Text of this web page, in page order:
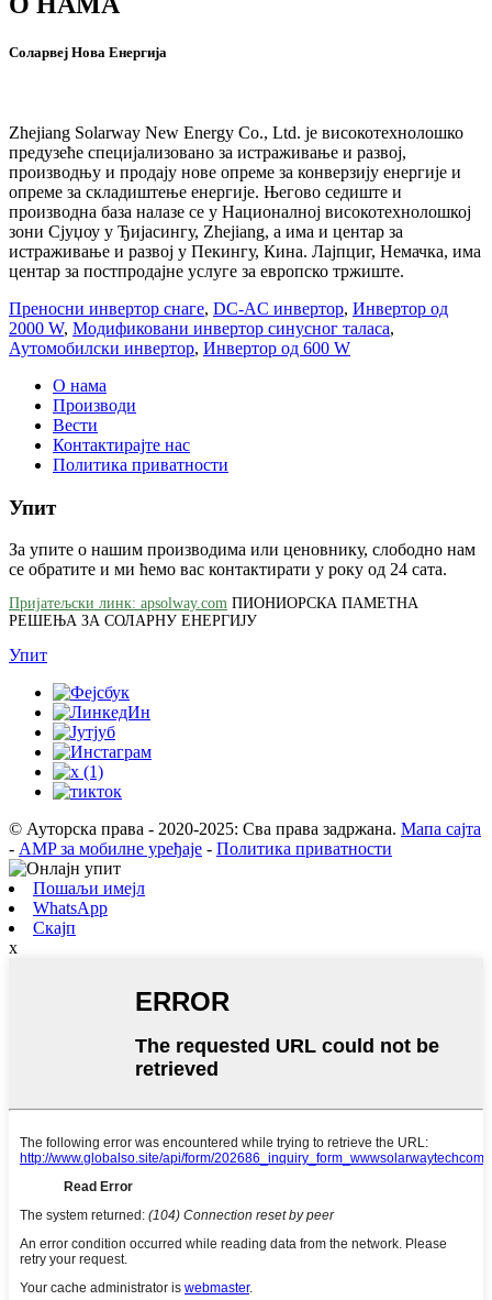
Соларвеј Нова Енергија
Zhejiang Solarway New Energy Co., Ltd. је високотехнолошко
предузеће специјализовано за истраживање и развој,
производњу и продају нове опреме за конверзију енергије и
опреме за складиштење енергије. Његово седиште и
производна база налазе се у Националној високотехнолошкој
зони Сјуџоу у Ђијасингу, Zhejiang, а има и центар за
истраживање и развој у Пекингу, Кина. Лајпциг, Немачка, има
центар за постпродајне услуге за европско тржиште.
Преносни инвертор снаге, DC-AC инвертор, Инвертор од
2000 W, Модификовани инвертор синусног таласа,
Аутомобилски инвертор, Инвертор од 600 W
О нама
Производи
Вести
Контактирајте нас
Политика приватности
Упит
За упите о нашим производима или ценовнику, слободно нам
се обратите и ми ћемо вас контактирати у року од 24 сата.
Пријатељски линк: apsolway.com ПИОНИОРСКА ПАМЕТНА
РЕШЕЊА ЗА СОЛАРНУ ЕНЕРГИЈУ
Упит
© Ауторска права - 2020-2025: Сва права задржана. Мапа сајта
- AMP за мобилне уређаје - Политика приватности
Пошаљи имејл
WhatsApp
Скајп
x